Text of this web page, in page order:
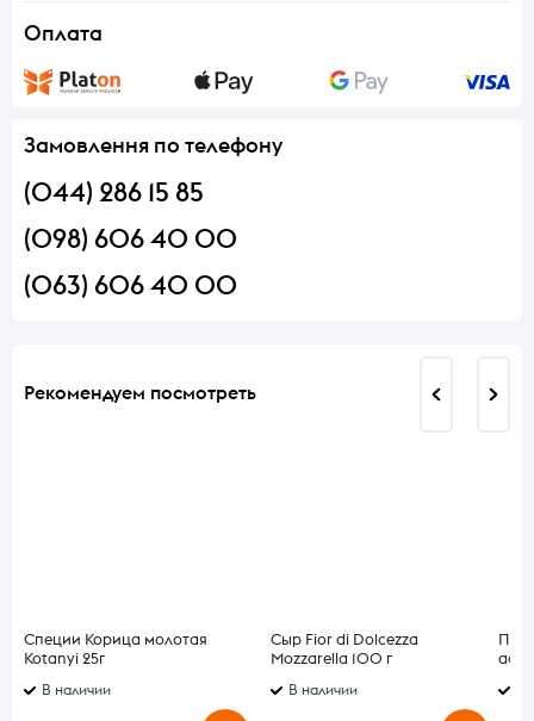
Оплата
Замовлення по телефону
(044) 286 15 85
(098) 606 40 00
(063) 606 40 00
Рекомендуем посмотреть
Специи Корица молотая
Kotanyi 25г
В наличии
Сыр Fior di Dolcezza
Mozzarella 100 г
В наличии